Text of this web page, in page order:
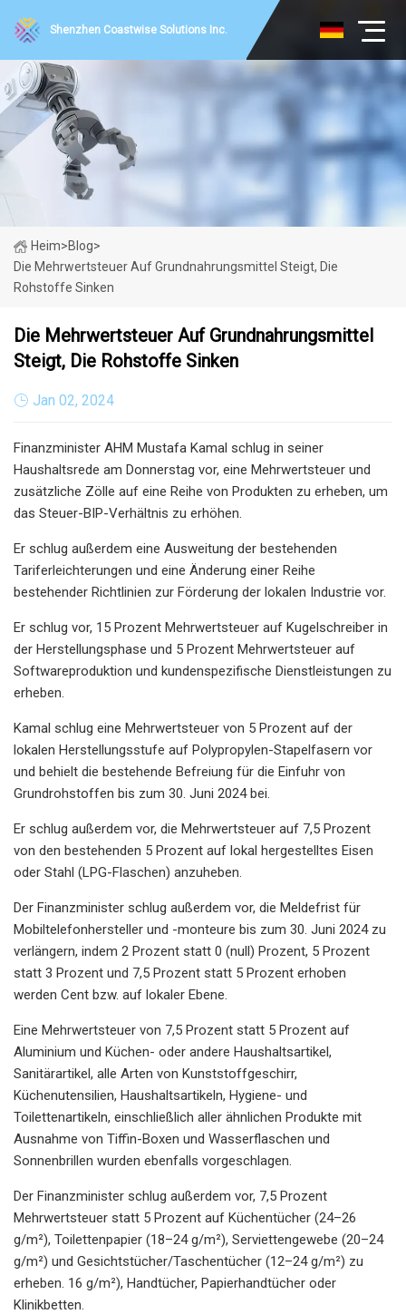
Shenzhen Coastwise Solutions Inc.
Heim>Blog>
Die Mehrwertsteuer Auf Grundnahrungsmittel Steigt, Die
Rohstoffe Sinken
Die Mehrwertsteuer Auf Grundnahrungsmittel
Steigt, Die Rohstoffe Sinken
Jan 02, 2024
Finanzminister AHM Mustafa Kamal schlug in seiner
Haushaltsrede am Donnerstag vor, eine Mehrwertsteuer und
zusätzliche Zölle auf eine Reihe von Produkten zu erheben, um
das Steuer-BIP-Verhältnis zu erhöhen.
Er schlug außerdem eine Ausweitung der bestehenden
Tariferleichterungen und eine Änderung einer Reihe
bestehender Richtlinien zur Förderung der lokalen Industrie vor.
Er schlug vor, 15 Prozent Mehrwertsteuer auf Kugelschreiber in
der Herstellungsphase und 5 Prozent Mehrwertsteuer auf
Softwareproduktion und kundenspezifische Dienstleistungen zu
erheben.
Kamal schlug eine Mehrwertsteuer von 5 Prozent auf der
lokalen Herstellungsstufe auf Polypropylen-Stapelfasern vor
und behielt die bestehende Befreiung für die Einfuhr von
Grundrohstoffen bis zum 30. Juni 2024 bei.
Er schlug außerdem vor, die Mehrwertsteuer auf 7,5 Prozent
von den bestehenden 5 Prozent auf lokal hergestelltes Eisen
oder Stahl (LPG-Flaschen) anzuheben.
Der Finanzminister schlug außerdem vor, die Meldefrist für
Mobiltelefonhersteller und -monteure bis zum 30. Juni 2024 zu
verlängern, indem 2 Prozent statt 0 (null) Prozent, 5 Prozent
statt 3 Prozent und 7,5 Prozent statt 5 Prozent erhoben
werden Cent bzw. auf lokaler Ebene.
Eine Mehrwertsteuer von 7,5 Prozent statt 5 Prozent auf
Aluminium und Küchen- oder andere Haushaltsartikel,
Sanitärartikel, alle Arten von Kunststoffgeschirr,
Küchenutensilien, Haushaltsartikeln, Hygiene- und
Toilettenartikeln, einschließlich aller ähnlichen Produkte mit
Ausnahme von Tiffin-Boxen und Wasserflaschen und
Sonnenbrillen wurden ebenfalls vorgeschlagen.
Der Finanzminister schlug außerdem vor, 7,5 Prozent
Mehrwertsteuer statt 5 Prozent auf Küchentücher (24–26
g/m²), Toilettenpapier (18–24 g/m²), Serviettengewebe (20–24
g/m²) und Gesichtstücher/Taschentücher (12–24 g/m²) zu
erheben. 16 g/m²), Handtücher, Papierhandtücher oder
Klinikbetten.